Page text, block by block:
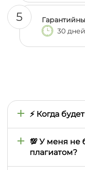
5
30 дней
⚡ Когда
найдем
отличаться в
занимает от
💯 У меня не
плагиатом?